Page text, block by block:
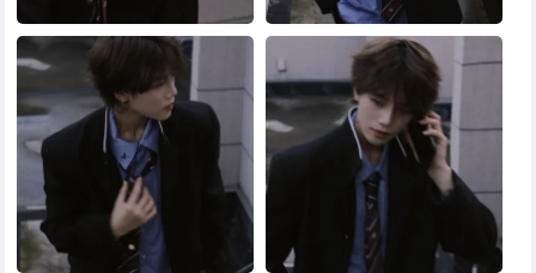
卡通动漫
黑白头像
其他头像